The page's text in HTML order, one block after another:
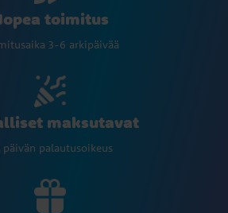
toimitus
3-6 arkipäivää
maksutavat
päivän palautusoikeus